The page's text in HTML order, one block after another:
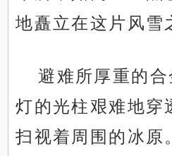
地矗立在这片风雪
避难所厚重的
灯的光柱艰难地穿
扫视着周围的冰原